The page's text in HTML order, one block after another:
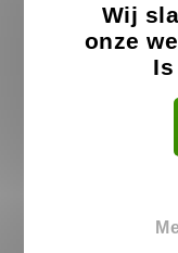
Wij
onze